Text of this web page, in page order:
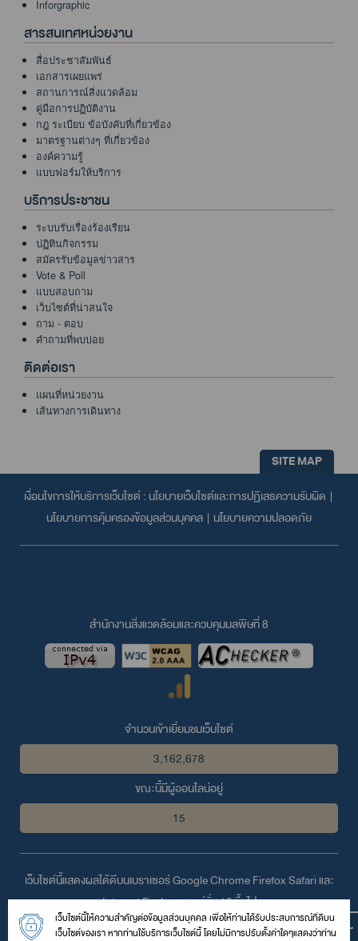
Inforgraphic
สารสนเทศหน่วยงาน
สื่อประชาสัมพันธ์
เอกสารเผยแพร่
สถานการณ์สิ่งแวดล้อม
คู่มือการปฏิบัติงาน
กฎ ระเบียบ ข้อบังคับที่เกี่ยวข้อง
มาตรฐานต่างๆ ที่เกี่ยวข้อง
องค์ความรู้
แบบฟอร์มให้บริการ
บริการประชาชน
ระบบรับเรื่องร้องเรียน
ปฏิทินกิจกรรม
สมัครรับข้อมูลข่าวสาร
Vote & Poll
แบบสอบถาม
เว็บไซต์ที่น่าสนใจ
ถาม - ตอบ
คำถามที่พบบ่อย
ติดต่อเรา
แผนที่หน่วยงาน
เส้นทางการเดินทาง
SITE MAP
เงื่อนไขการให้บริการเว็บไซต์ : นโยบายเว็บไซต์และการปฏิเสธความรับผิด |
นโยบายการคุ้มครองข้อมูลส่วนบุคคล | นโยบายความปลอดภัย
สำนักงานสิ่งแวดล้อมและควบคุมมลพิษที่ 8
จำนวนเข้าเยี่ยมชมเว็บไซต์
3,162,678
ขณะนี้มีผู้ออนไลน์อยู่
15
เว็บไซต์นี้แสดงผลได้ดีบนเบราเซอร์Google ChromeFirefoxSafariและ
Internet Explorerเวอร์ชั่น 10 ขึ้นไป
© 2559 สงวนลิขสิทธิ์ตามพระราชบัญญัติลิขสิทธิ์โดย สำนักงานสิ่ง
เว็บไซต์นี้ให้ความสำคัญต่อข้อมูลส่วนบุคคล เพื่อให้ท่านได้รับประสบการณ์ที่ดีบน
เว็บไซต์ของเรา หากท่านใช้บริการเว็บไซต์นี้ โดยไม่มีการปรับตั้งค่าใดๆแสดงว่าท่าน